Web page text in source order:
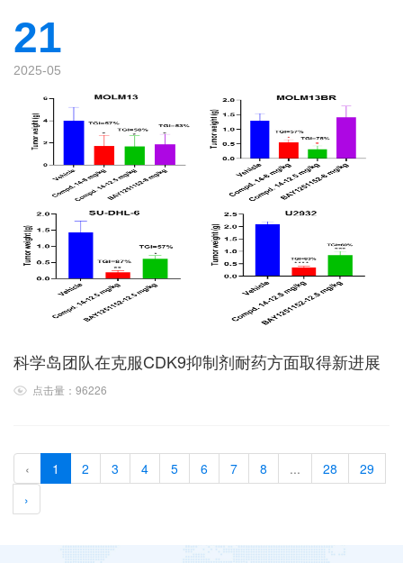
21
2025-05
科学岛团队在克服CDK9抑制剂耐药方面取得新进展
点击量：96226
‹ 1 2 3 4 5 6 7 8 ... 28
29
›